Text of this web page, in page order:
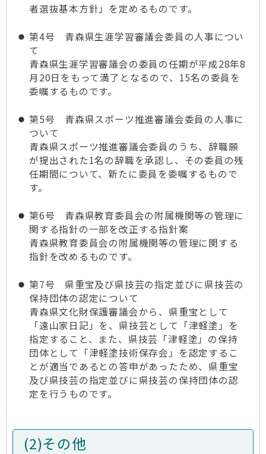
者選抜基本方針」を定めるものです。
第4号 青森県生涯学習審議会委員の人事につい
て
青森県生涯学習審議会の委員の任期が平成28年8
月20日をもって満了となるので、15名の委員を
委嘱するものです。
第5号 青森県スポーツ推進審議会委員の人事に
ついて
青森県スポーツ推進審議会委員のうち、辞職願
が提出された1名の辞職を承認し、その委員の残
任期間について、新たに委員を委嘱するもので
す。
第6号 青森県教育委員会の附属機関等の管理に
関する指針の一部を改正する指針案
青森県教育委員会の附属機関等の管理に関する
指針を改めるものです。
第7号 県重宝及び県技芸の指定並びに県技芸の
保持団体の認定について
青森県文化財保護審議会から、県重宝として
「遠山家日記」を、県技芸として「津軽塗」を
指定すること、また、県技芸「津軽塗」の保持
団体として「津軽塗技術保存会」を認定するこ
とが適当であるとの答申があったため、県重宝
及び県技芸の指定並びに県技芸の保持団体の認
定を行うものです。
(2)その他